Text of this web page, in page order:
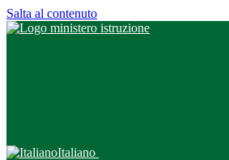
Salta al contenuto
Italiano